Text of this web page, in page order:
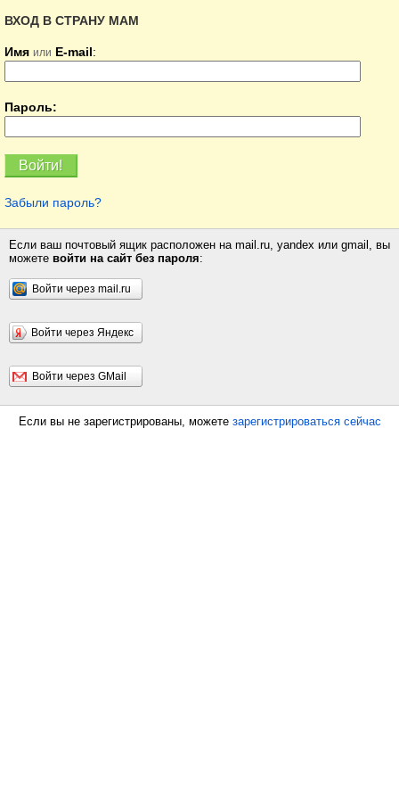
ВХОД В СТРАНУ МАМ
Имя или E-mail:
Пароль:
Забыли пароль?
Если ваш почтовый ящик расположен на mail.ru, yandex или gmail, вы
можете войти на сайт без пароля:
Войти через mail.ru
Войти через Яндекс
Войти через GMail
Если вы не зарегистрированы, можете зарегистрироваться сейчас